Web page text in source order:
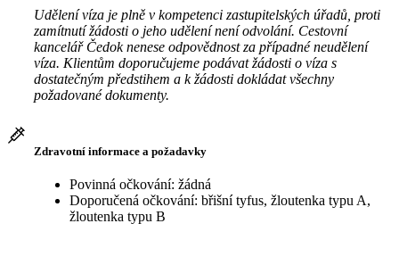
Udělení víza je plně v kompetenci zastupitelských úřadů, proti
zamítnutí žádosti o jeho udělení není odvolání. Cestovní
kancelář Čedok nenese odpovědnost za případné neudělení
víza. Klientům doporučujeme podávat žádosti o víza s
dostatečným předstihem a k žádosti dokládat všechny
požadované dokumenty.
Zdravotní informace a požadavky
Povinná očkování: žádná
Doporučená očkování: břišní tyfus, žloutenka typu A,
žloutenka typu B